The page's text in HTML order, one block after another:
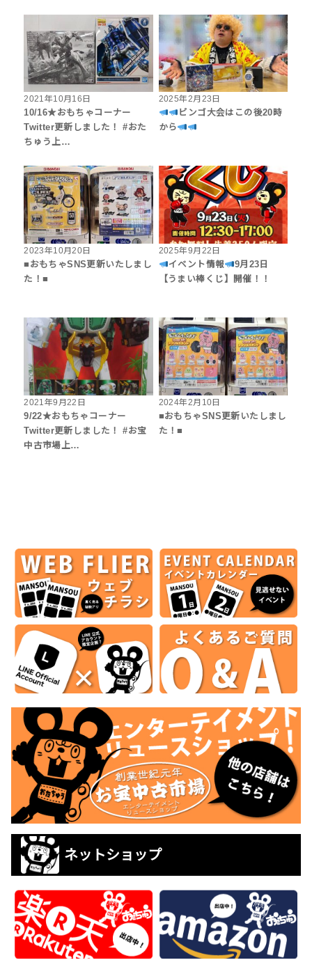
2021年10月16日
10/16★おもちゃコーナー
Twitter更新しました！ #おた
ちゅう上…
2025年2月23日
ビンゴ大会はこの後20時
から
2023年10月20日
■おもちゃSNS更新いたしまし
た！■
2025年9月22日
イベント情報
9月23日
【うまい棒くじ】開催！！
2021年9月22日
9/22★おもちゃコーナー
Twitter更新しました！ #お宝
中古市場上…
2024年2月10日
■おもちゃSNS更新いたしまし
た！■
ネットショップ